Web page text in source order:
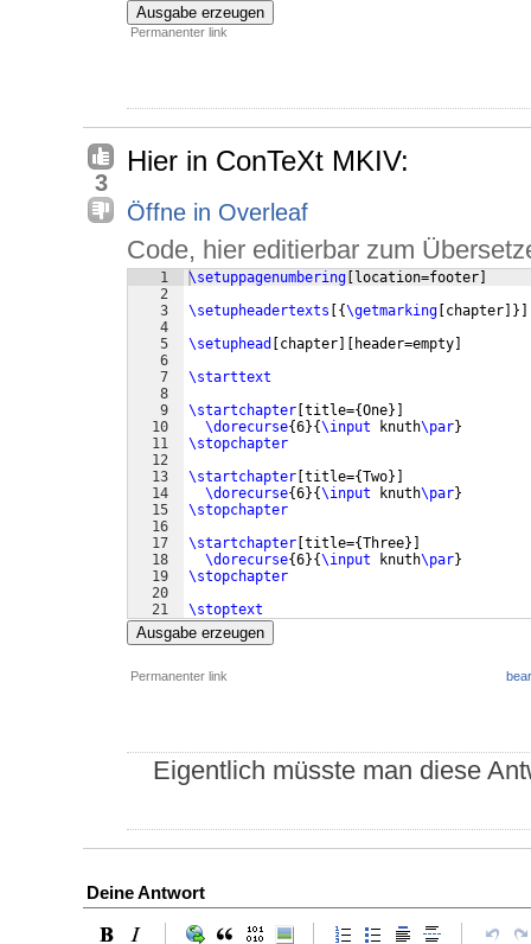
Ausgabe erzeugen
Permanenter link
3
Hier in ConTeXt MKIV:
Öffne in Overleaf
Code, hier editierbar zum
1
2
3
4
5
6
7
8
9
10
11
12
13
14
15
16
17
18
19
20
21
\setuppagenumbering location=footer
\setupheadertexts [{\getmarking chapter ]}]
\setuphead
chapter header=empty
\starttext
\startchapter title={One}]
\dorecurse{6}{\input knuth\par}
\stopchapter
\startchapter title={Two}]
\dorecurse{6}{\input knuth\par}
\stopchapter
\startchapter title={Three}]
\dorecurse{6}{\input knuth\par}
\stopchapter
\stoptext
Ausgabe erzeugen
Permanenter link
Eigentlich müsste man diese
Deine Antwort